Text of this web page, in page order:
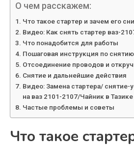
О чем расскажем:
Что такое стартер и зачем его
Видео: Как снять стартер ваз-
Что понадобится для работы
Пошаговая инструкция по
Отсоединение проводов и
Снятие и дальнейшие действия
Видео: Замена стартера/ снятие-
на ваз 2101-2107/Чайник в Тазике
Частые проблемы и советы
Что такое